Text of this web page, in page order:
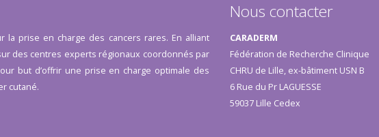
la prise en charge des cancers rares. En alliant
des centres experts régionaux coordonnés par
but d’offrir une prise en charge optimale des
cutané.
Nous contacter
CARADERM
Fédération de Recherche Clinique
CHRU de Lille, ex-bâtiment USN B
6 Rue du Pr LAGUESSE
59037 Lille Cedex